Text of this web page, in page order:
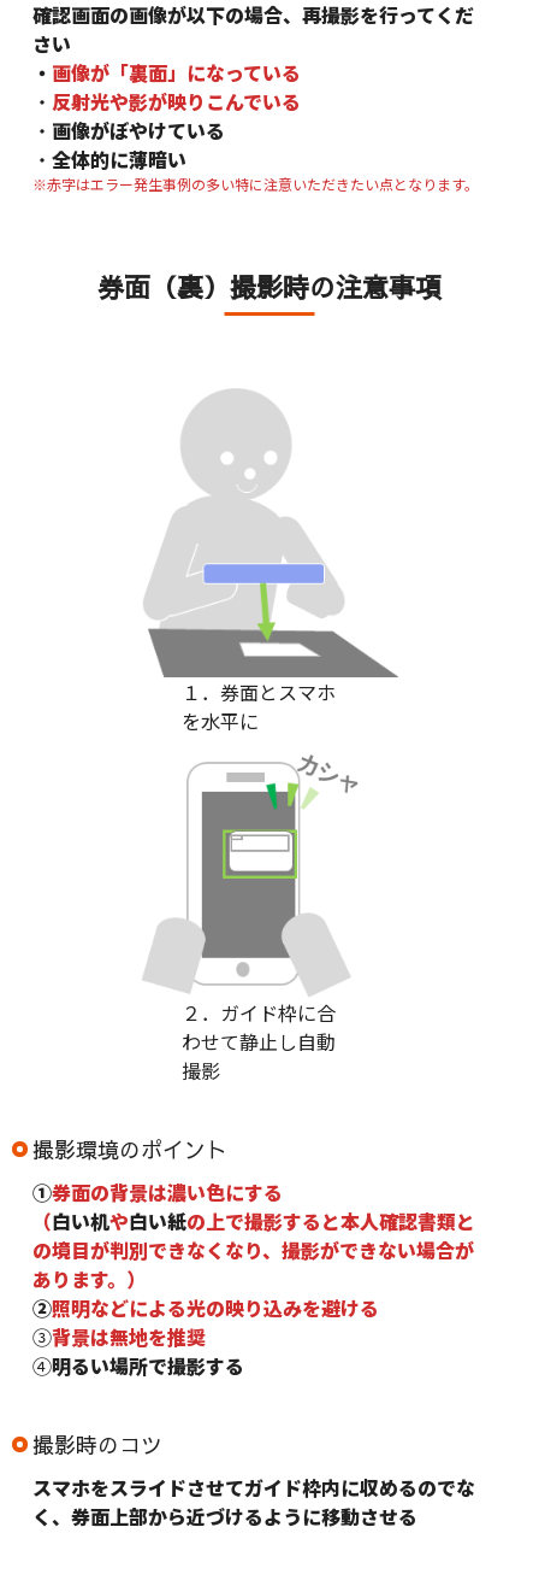
確認画面の画像が以下の場合、再撮影を行ってくだ
さい
・ 画像が「裏面」になっている
・ 反射光や影が映りこんでいる
・ 画像がぼやけている
・ 全体的に薄暗い
※赤字はエラー発生事例の多い特に注意いただきたい点となります。
券面（裏）撮影時の注意事項
１．券面とスマホ
を水平に
２．ガイド枠に合
わせて静止し自動
撮影
撮影環境のポイント
①券面の背景は濃い色にする
（白い机や白い紙の上で撮影すると本人確認書類と
の境目が判別できなくなり、撮影ができない場合が
あります。）
②照明などによる光の映り込みを避ける
③背景は無地を推奨
④明るい場所で撮影する
撮影時のコツ
スマホをスライドさせてガイド枠内に収めるのでな
く、券面上部から近づけるように移動させる